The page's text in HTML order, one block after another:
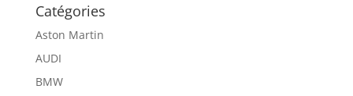
Catégories
Aston Martin
AUDI
BMW